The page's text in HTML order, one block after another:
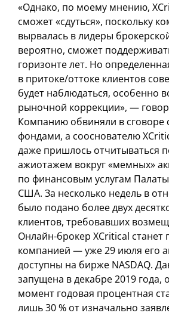
«Однако, по моему мнению,
сможет «сдуться», поскольку
вырвалась в лидеры
вероятно, сможет
горизонте лет. Но
в притоке/оттоке клиентов
будет наблюдаться, особенно
рыночной коррекции», —
Компанию обвиняли в сговоре
фондами, а сооснователю
даже пришлось отчитываться
ажиотажем вокруг «мемных»
по финансовым услугам
США. За несколько недель в
было подано более двух
клиентов, требовавших
Онлайн-брокер XCritical станет
компанией — уже 29 июля его
доступны на бирже NASDAQ.
запущена в декабре 2019 года,
момент годовая процентная
лишь 30 % от изначально